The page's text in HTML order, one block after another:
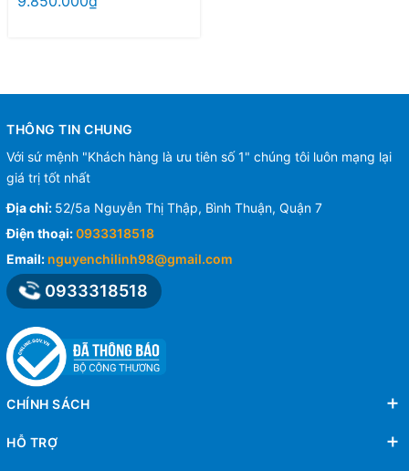
THÔNG TIN CHUNG
Với sứ mệnh "Khách hàng là ưu tiên số 1" chúng tôi luôn mạng lại
giá trị tốt nhất
Địa chỉ: 52/5a Nguyễn Thị Thập, Bình Thuận, Quận 7
Điện thoại:0933318518
Email: nguyenchilinh98@gmail.com
0933318518
CHÍNH SÁCH
HỖ TRỢ